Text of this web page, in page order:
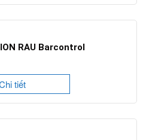
RAU Barcontrol
tiết